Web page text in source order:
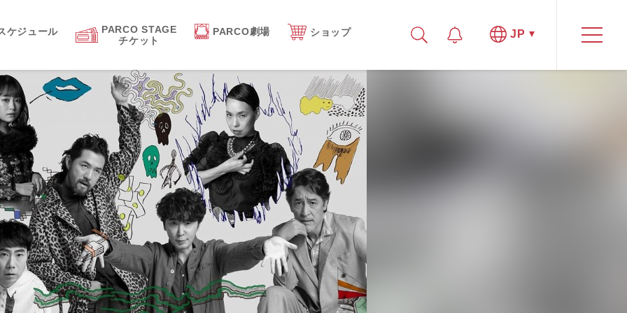
ケジュール
PARCO STAGE
チケット
PARCO劇場 ショップ JP